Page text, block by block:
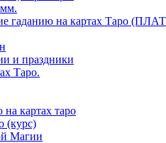
гаданию на картах Таро
и праздники
Таро.
картах таро
(курс)
Магии